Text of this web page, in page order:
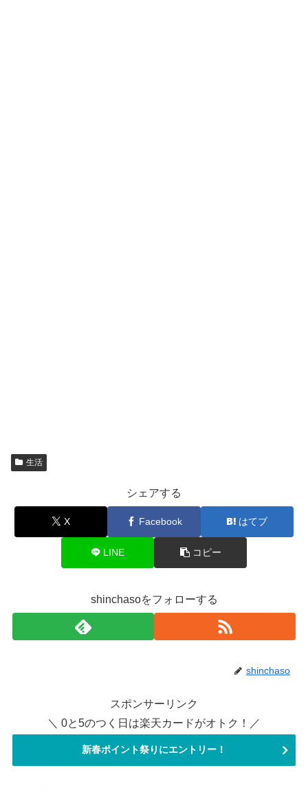
生活
シェアする
X Facebook はてブ
LINE コピー
shinchasoをフォローする
shinchaso
スポンサーリンク
＼ 0と5のつく日は楽天カードがオトク！／
新春ポイント祭りにエントリー！